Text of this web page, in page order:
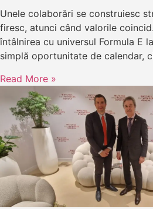
Unele colaborări se construiesc
firesc, atunci când valorile
întâlnirea cu universul Formula E
simplă oportunitate de calendar,
Read More »